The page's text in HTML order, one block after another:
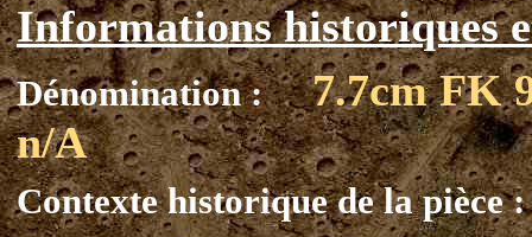
Informations historiques
Dénomination :
7.7cm FK
n/A
Contexte historique de la pièce :